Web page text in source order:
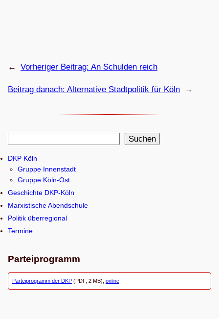
← Vorheriger Beitrag: An Schul­den reich
Beitrag danach: Alter­na­tive Stadt­po­li­tik für Köln →
c
h
e
n
Suchen
DKP Köln
Gruppe Innenstadt
Gruppe Köln-Ost
Geschichte DKP-Köln
Marxistische Abendschule
Politik überregional
Termine
Parteiprogramm
Parteiprogramm der DKP (PDF, 2 MB), online